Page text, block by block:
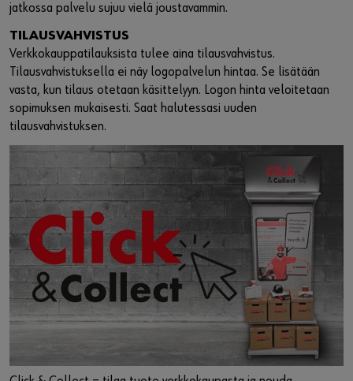
jatkossa palvelu sujuu vielä joustavammin.
TILAUSVAHVISTUS
Verkkokauppatilauksista tulee aina tilausvahvistus.
Tilausvahvistuksella ei näy logopalvelun hintaa. Se lisätään
vasta, kun tilaus otetaan käsittelyyn. Logon hinta veloitetaan
sopimuksen mukaisesti. Saat halutessasi uuden
tilausvahvistuksen.